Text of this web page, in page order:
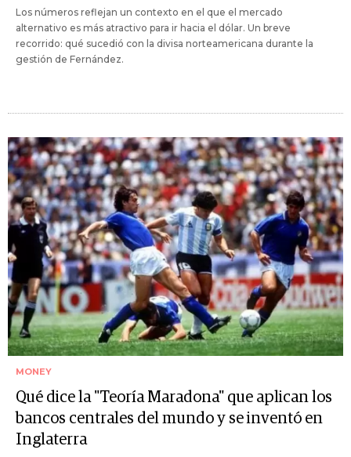
Los números reflejan un contexto en el que el mercado
alternativo es más atractivo para ir hacia el dólar. Un breve
recorrido: qué sucedió con la divisa norteamericana durante la
gestión de Fernández.
MONEY
Qué dice la "Teoría Maradona" que aplican los
bancos centrales del mundo y se inventó en
Inglaterra